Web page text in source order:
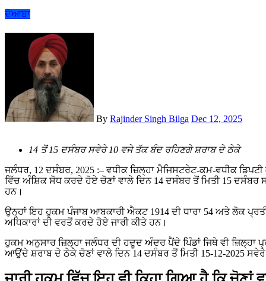
ਦੋਆਬਾ
By Rajinder Singh Bilga Dec 12, 2025
14 ਤੋਂ 15 ਦਸੰਬਰ ਸਵੇਰੇ 10 ਵਜੇ ਤੱਕ ਬੰਦ ਰਹਿਣਗੇ ਸ਼ਰਾਬ ਦੇ ਠੇਕੇ
ਜਲੰਧਰ, 12 ਦਸੰਬਰ, 2025 :– ਵਧੀਕ ਜ਼ਿਲ੍ਹਾ ਮੈਜਿਸਟਰੇਟ-ਕਮ-ਵਧੀਕ ਡਿਪਟੀ ਕਮਿਸ਼ਨਰ (ਜਨਰਲ) ਅਮਨਿੰਦਰ ਕੌਰ ਨੇ ਪਹਿਲਾਂ ਜਾਰੀ ਕੀਤੇ ਹੁਕਮ
ਵਿੱਚ ਅੰਸ਼ਿਕ ਸੋਧ ਕਰਦੇ ਹੋਏ ਚੋਣਾਂ ਵਾਲੇ ਦਿਨ 14 ਦਸੰਬਰ ਤੋਂ ਮਿਤੀ 15
ਹਨ।
ਉਨ੍ਹਾਂ ਇਹ ਹੁਕਮ ਪੰਜਾਬ ਆਬਕਾਰੀ ਐਕਟ 1914 ਦੀ ਧਾਰਾ 54 ਅਤੇ ਲੋਕ
ਅਧਿਕਾਰਾਂ ਦੀ ਵਰਤੋਂ ਕਰਦੇ ਹੋਏ ਜਾਰੀ ਕੀਤੇ ਹਨ।
ਹੁਕਮ ਅਨੁਸਾਰ ਜ਼ਿਲ੍ਹਾ ਜਲੰਧਰ ਦੀ ਹਦੂਦ ਅੰਦਰ ਪੈਂਦੇ ਪਿੰਡਾਂ ਜਿਥੇ ਵੀ
ਆਉਂਦੇ ਸ਼ਰਾਬ ਦੇ ਠੇਕੇ ਚੋਣਾਂ ਵਾਲੇ ਦਿਨ 14 ਦਸੰਬਰ ਤੋਂ ਮਿਤੀ 15-12-2025